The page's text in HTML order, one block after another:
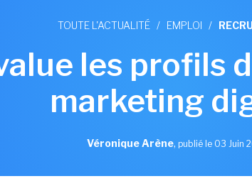
TOUTE L'ACTUALITÉ / EMPLOI /
les profils
marketing
Véronique Arène, publié le 03 Juin